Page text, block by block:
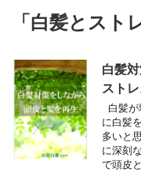
「白髪とスト
白髪
スト
白髪が
に白髪
多いと
に深刻
で頭皮